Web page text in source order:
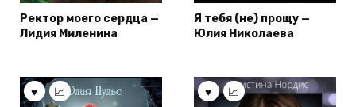
Ректор моего сердца —
Лидия Миленина
Я тебя (не) прощу —
Юлия Николаева